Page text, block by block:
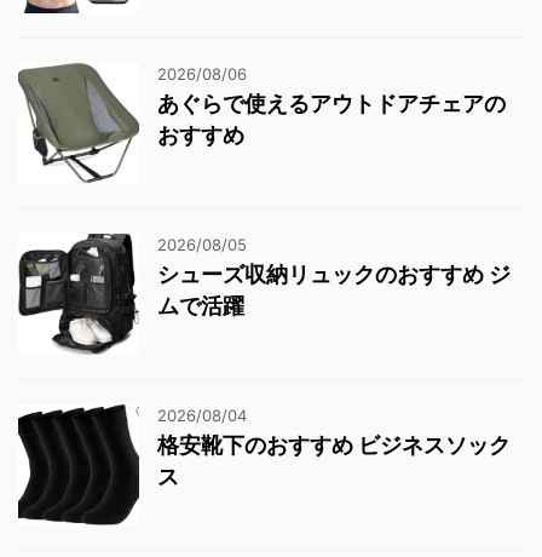
2026/08/06
あぐらで使えるアウトドアチェアの
おすすめ
2026/08/05
シューズ収納リュックのおすすめ ジ
ムで活躍
2026/08/04
格安靴下のおすすめ ビジネスソック
ス